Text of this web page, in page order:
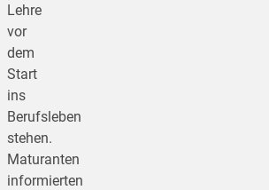
Lehre
vor
dem
Start
ins
Berufsleben
stehen.
Maturanten
informierten